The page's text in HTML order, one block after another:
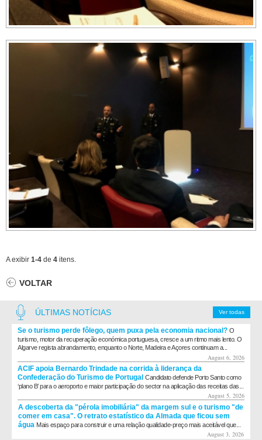
A exibir 1-4 de 4 itens.
VOLTAR
Ver todas
ÚLTIMAS NOTÍCIAS
Se o turismo perde fôlego, quem puxa pela economia nacional? O
turismo, motor da recuperação económica portuguesa, cresce a um ritmo mais lento. O
Algarve regista abrandamento, enquanto o Norte, Madeira e Açores continuam a...
August 6, 2026
ACIF apoia Bernardo Trindade na corrida à liderança da
Confederação do Turismo de Portugal Candidato defende Porto Santo como
‘plano B’ para o aeroporto e maior participação do sector na aplicação das receitas das...
August 5, 2026
A descoberta da "pérola imobiliária" da margem sul e o turismo "de
comer em casa". O retrato estatístico da Almada que ficou sem
água Mais espaço para construir e uma relação qualidade-preço mais aceitável que...
August 3, 2026